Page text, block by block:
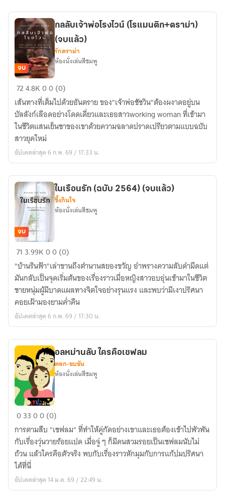
กล
ลับ
เจ้า
พ่อ
โรง
ไวน์
(โร
ติก+ดราม่า)
(จบ
แล้ว)
จบ
กลลับเจ้าพ่อโรงไวน์ (โรแมนติก+ดราม่า)
(จบแล้ว)
รักดราม่า
ห้องนั่งเล่นสีชมพู
724.8K00 (0)
เส้นทางที่เต็มไปด้วยอันตราย ของ"เจ้าพ่อชัชวิน"ต้องผงาดอยู่บน
บัลลังก์เลือดอย่างโดดเดี่ยวและเธอสาวworking woman ที่เข้ามา
ในชีวิตแสนเย็นชาของเขาด้วยความฉลาดปราดเปรียวตามแบบฉบับ
สาวยุคใหม่
อัปเดตล่าสุด 6 ก.พ. 69 / 17:33 น.
ใน
เรือน
รัก
(ฉบับ
2564)
(จบ
แล้ว)
จบ
ในเรือนรัก (ฉบับ 2564) (จบแล้ว)
ซึ้งกินใจ
ห้องนั่งเล่นสีชมพู
71 3.99K00 (0)
"บ้านรินฟ้า"เล่าขานถึงตำนานสยองขวัญ อำพรางความลับดำมืดแต่
มันกลับเป็นจุดเริ่มต้นของเรื่องราวเมื่อหญิงสาวอบอุ่นเข้ามาในชีวิต
ชายหนุ่มผู้มีบาดแผลทางจิตใจอย่างรุนแรง และพบว่ามีเงาปริศนา
คอยเฝ้ามองยามค่ำคืน
อัปเดตล่าสุด 6 ก.พ. 69 / 17:30 น.
อลหม่าน
ใคร
คือ
เชฟ
ลม
อลหม่านลับ ใครคือเชฟลม
ตลก-ขบขัน
ห้องนั่งเล่นสีชมพู
03300 (0)
การตามสืบ "เชฟลม" ที่ทำให้คู่กัดอย่างเขาและเธอต้องเข้าไปพัวพัน
กับเรื่องวุ่นวายร้อยแปด เมื่อจู่ ๆ ก็มีคนสวมรอยเป็นเชฟลมนับไม่
ถ้วน แล้วใครคือตัวจริง พบกับเรื่องราวหักมุมกับการแก้ปมปริศนา
ได้ที่นี่
อัปเดตล่าสุด 14 ม.ค. 69 / 22:49 น.